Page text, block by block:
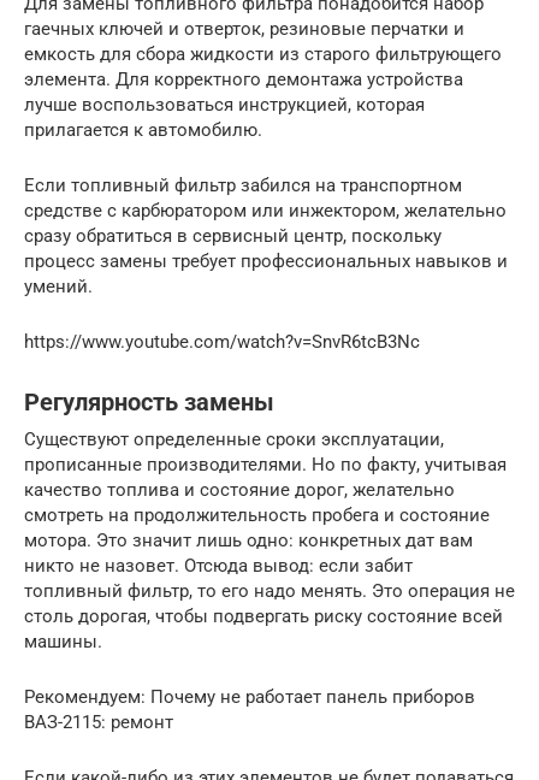
гаечных ключей и отверток, резиновые перчатки и
емкость для сбора жидкости из старого фильтрующего
элемента. Для корректного демонтажа устройства
лучше воспользоваться инструкцией, которая
прилагается к автомобилю.
Если топливный фильтр забился на транспортном
средстве с карбюратором или инжектором, желательно
сразу обратиться в сервисный центр, поскольку
процесс замены требует профессиональных навыков и
умений.
https://www.youtube.com/watch?v=SnvR6tcB3Nc
Регулярность замены
Существуют определенные сроки эксплуатации,
прописанные производителями. Но по факту, учитывая
качество топлива и состояние дорог, желательно
смотреть на продолжительность пробега и состояние
мотора. Это значит лишь одно: конкретных дат вам
никто не назовет. Отсюда вывод: если забит
топливный фильтр, то его надо менять. Это операция не
столь дорогая, чтобы подвергать риску состояние всей
машины.
Рекомендуем: Почему не работает панель приборов
ВАЗ-2115: ремонт